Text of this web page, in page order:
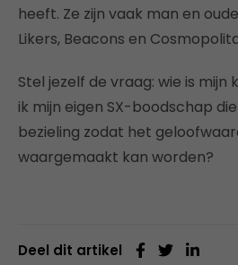
heeft. Ze zijn vaak man en
Likers, Beacons en
Stel jezelf de vraag: wie is mijn
ik mijn eigen SX-boodschap
bezieling zodat het
waargemaakt kan worden?
Deel dit artikel